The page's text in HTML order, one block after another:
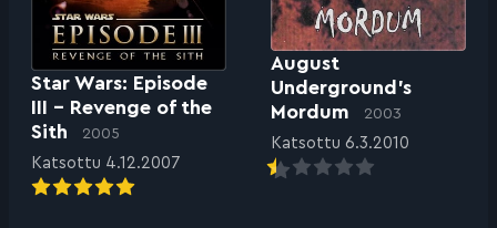
Star Wars: Episode
III – Revenge of the
Sith
2005
Katsottu 4.12.2007
August
Underground’s
Mordum
2003
Katsottu 6.3.2010